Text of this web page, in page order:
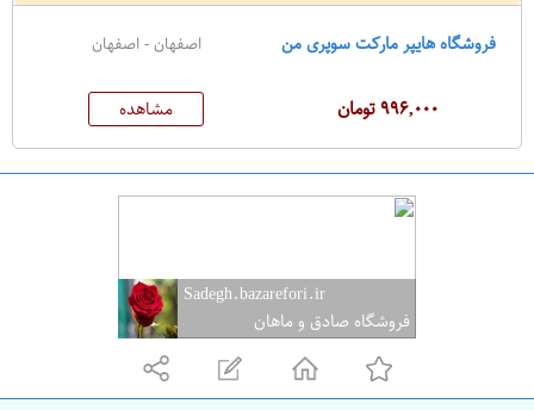
فروشگاه هایپر مارکت سوپری من اصفهان - اصفهان
۹۹۶,۰۰۰ تومان مشاهده
Sadegh.bazarefori.ir
فروشگاه صادق و ماهان